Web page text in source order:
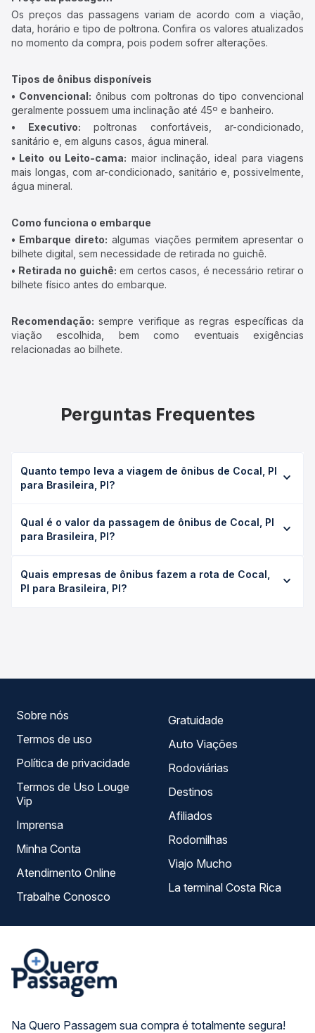
Os preços das passagens variam de acordo com a viação,
data, horário e tipo de poltrona. Confira os valores atualizados
no momento da compra, pois podem sofrer alterações.
Tipos de ônibus disponíveis
• Convencional: ônibus com poltronas do tipo convencional
geralmente possuem uma inclinação até 45º e banheiro.
• Executivo: poltronas confortáveis, ar-condicionado,
sanitário e, em alguns casos, água mineral.
• Leito ou Leito-cama: maior inclinação, ideal para viagens
mais longas, com ar-condicionado, sanitário e, possivelmente,
água mineral.
Como funciona o embarque
• Embarque direto: algumas viações permitem apresentar o
bilhete digital, sem necessidade de retirada no guichê.
• Retirada no guichê: em certos casos, é necessário retirar o
bilhete físico antes do embarque.
Recomendação: sempre verifique as regras específicas da
viação escolhida, bem como eventuais exigências
relacionadas ao bilhete.
Perguntas Frequentes
Quanto tempo leva a viagem de ônibus de Cocal, PI
para Brasileira, PI?
média 1h 43min, podendo variar conforme a viação, o tipo
de serviço (convencional, executivo ou leito) e as
opção na data desejada.
Qual é o valor da passagem de ônibus de Cocal, PI
para Brasileira, PI?
Brasileira, PI custa em média R$ 40,39 e varia conforme a
data da viagem, a empresa, o tipo de poltrona e a
Quais empresas de ônibus fazem a rota de Cocal,
PI para Brasileira, PI?
Na Quero Passagem sua compra é totalmente segura!
Sobre nós
Termos de uso
Política de privacidade
Termos de Uso Louge
Vip
Imprensa
Minha Conta
Atendimento Online
Trabalhe Conosco
Gratuidade
Auto Viações
Rodoviárias
Destinos
Afiliados
Rodomilhas
Viajo Mucho
La terminal Costa Rica